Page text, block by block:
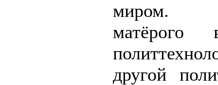
миром.
матёрого
другой